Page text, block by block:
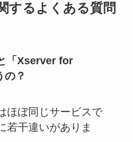
するよくある質問
「Xserver for
の？
ほぼ同じサービスで
若干違いがありま